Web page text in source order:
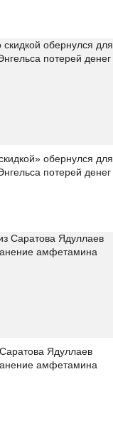
обернулся для
потерей денег
Ядуллаев
амфетамина